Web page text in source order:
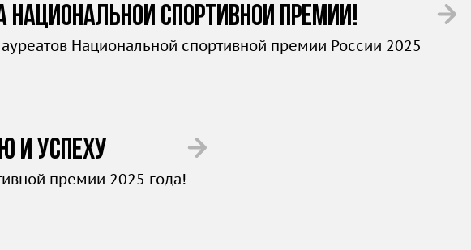
Национальной спортивной премии!
Национальной спортивной премии России 2025
и успеху
премии 2025 года!